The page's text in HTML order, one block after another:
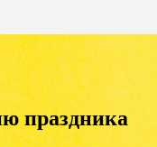
праздника